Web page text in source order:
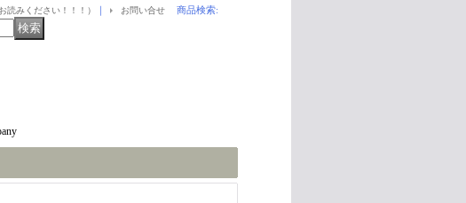
読みください！！！） ｜ お問い合せ 商品検索: